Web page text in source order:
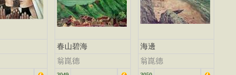
春山碧海
翁崑德
海邊
翁崑德